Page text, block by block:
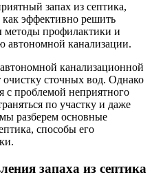
запах из септика,
эффективно решить
методы профилактики и
автономной канализации.
канализационной
сточных вод. Однако
с проблемой неприятного
по участку и даже
разберем основные
способы его
запаха из септика